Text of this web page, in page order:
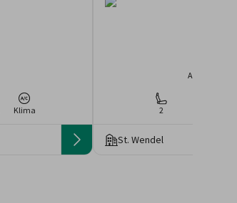
Klima
Audi Q3
2
St. Wendel